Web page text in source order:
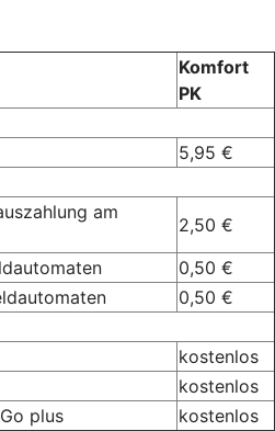
Komfort
PK
5,95 €
am
2,50 €
0,50 €
0,50 €
kostenlos
kostenlos
plus
kostenlos